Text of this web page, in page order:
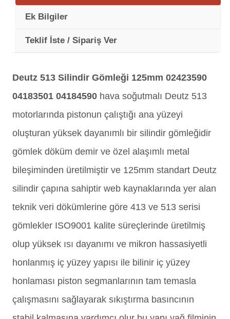
Ek Bilgiler
Teklif İste / Sipariş Ver
Deutz 513 Silindir Gömleği 125mm 02423590
04183501 04184590 hava soğutmalı Deutz 513
motorlarında pistonun çalıştığı ana yüzeyi
oluşturan yüksek dayanımlı bir silindir gömleğidir
gömlek döküm demir ve özel alaşımlı metal
bileşiminden üretilmiştir ve 125mm standart Deutz
silindir çapına sahiptir web kaynaklarında yer alan
teknik veri dökümlerine göre 413 ve 513 serisi
gömlekler ISO9001 kalite süreçlerinde üretilmiş
olup yüksek ısı dayanımı ve mikron hassasiyetli
honlanmış iç yüzey yapısı ile bilinir iç yüzey
honlaması piston segmanlarının tam temasla
çalışmasını sağlayarak sıkıştırma basıncının